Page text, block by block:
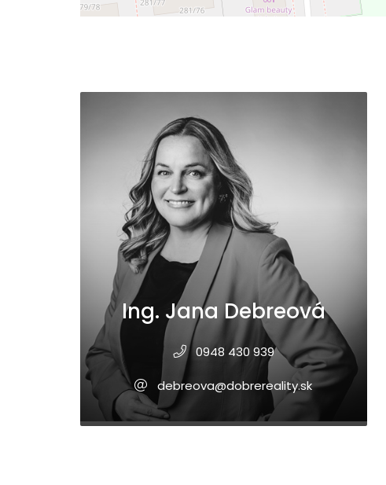
Ing. Jana Debreová
0948 430 939
debreova@dobrereality.sk